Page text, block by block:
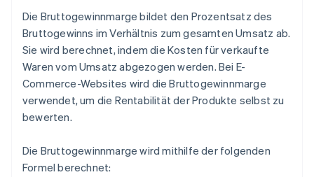
Die Bruttogewinnmarge bildet den Prozentsatz des
Bruttogewinns im Verhältnis zum gesamten Umsatz ab.
Sie wird berechnet, indem die Kosten für verkaufte
Waren vom Umsatz abgezogen werden. Bei E-
Commerce-Websites wird die Bruttogewinnmarge
verwendet, um die Rentabilität der Produkte selbst zu
bewerten.
Die Bruttogewinnmarge wird mithilfe der folgenden
Formel berechnet: